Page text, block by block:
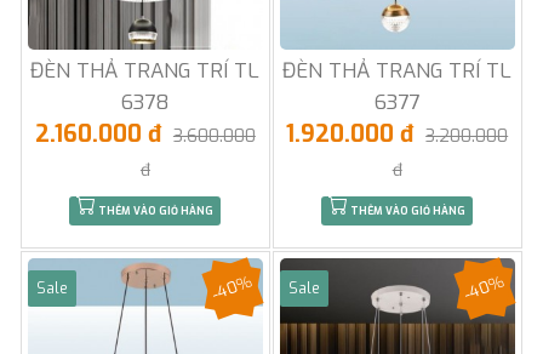
ĐÈN THẢ TRANG TRÍ TL
6378
2.160.000 đ 3.600.000
đ
THÊM VÀO GIỎ HÀNG
ĐÈN THẢ TRANG TRÍ TL
6377
1.920.000 đ 3.200.000
đ
THÊM VÀO GIỎ HÀNG
Sale -40% Sale -40%